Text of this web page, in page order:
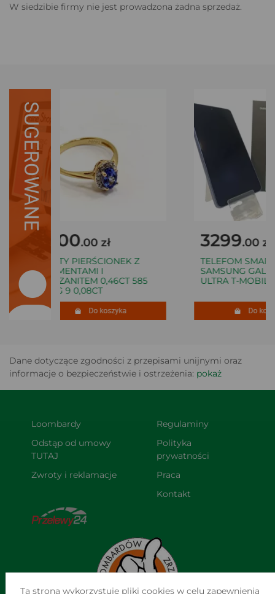
W siedzibie firmy nie jest prowadzona żadna sprzedaż.
SUGEROWANE
1500.00 zł
ZŁOTY PIERŚCIONEK Z
DIAMENTAMI I
TANZANITEM 0,46CT 585
1,70G 9 0,08CT
Do koszyka
3299.00 zł
TELEFOM
SAMSUNG
ULTRA T-MOBILE
Do
Dane dotyczące zgodności z przepisami unijnymi oraz
informacje o bezpieczeństwie i ostrzeżenia: pokaż
Loombardy
Odstąp od umowy
TUTAJ
Zwroty i reklamacje
Regulaminy
Polityka
prywatności
Praca
Kontakt
Ta strona wykorzystuje pliki cookies w celu zapewnienia